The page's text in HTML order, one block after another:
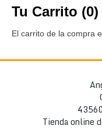
Tu Carrito (0)
El carrito de la compra
Tienda online